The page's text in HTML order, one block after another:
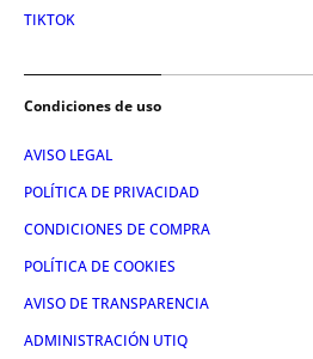
TIKTOK
Condiciones de uso
AVISO LEGAL
POLÍTICA DE PRIVACIDAD
CONDICIONES DE COMPRA
POLÍTICA DE COOKIES
AVISO DE TRANSPARENCIA
ADMINISTRACIÓN UTIQ